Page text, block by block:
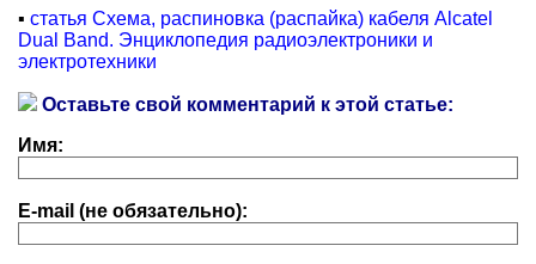
▪ статья Схема, распиновка (распайка) кабеля Alcatel
Dual Band. Энциклопедия радиоэлектроники и
электротехники
Оставьте свой комментарий к этой статье:
Имя:
E-mail (не обязательно):